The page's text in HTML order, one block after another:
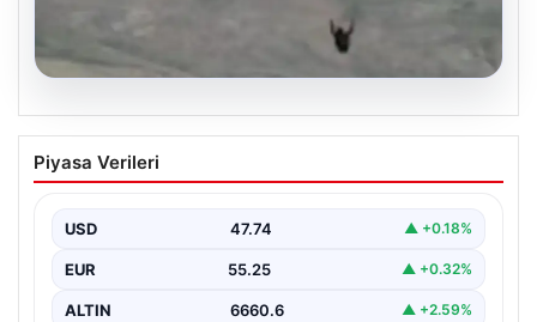
Fas’tan İspanya’ya yamaç paraşütüyle
geçmeye çalışan göçmen yaşamını
{ “title”: “Fas’tan İspanya’ya Yamaç Paraşütüyle
“ Fas…
Piyasa Verileri
USD 47.74 ▲ +0.18%
EUR 55.25 ▲ +0.32%
ALTIN 6660.6 ▲ +2.59%